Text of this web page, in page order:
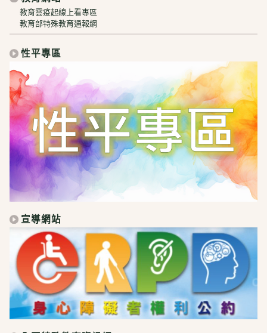
教育雲疫起線上看專區
教育部特殊教育通報網
性平專區
宣導網站